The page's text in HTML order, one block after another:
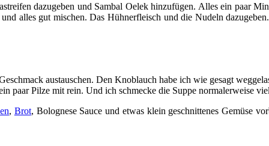
dazugeben und Sambal Oelek hinzufügen. Alles ein paar
alles gut mischen. Das Hühnerfleisch und die Nudeln
austauschen. Den Knoblauch habe ich wie gesagt
paar Pilze mit rein. Und ich schmecke die Suppe normalerweise
, Brot, Bolognese Sauce und etwas klein geschnittenes Gemüse